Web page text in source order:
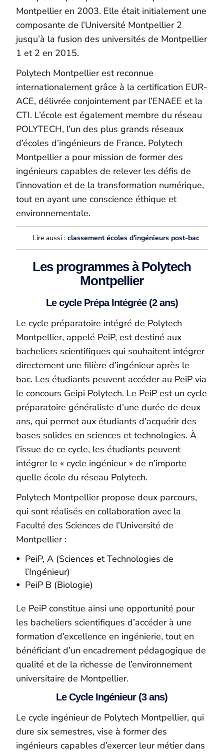
Montpellier en 2003. Elle était initialement une
composante de l’Université Montpellier 2
jusqu’à la fusion des universités de Montpellier
1 et 2 en 2015.
Polytech Montpellier est reconnue
internationalement grâce à la certification EUR-
ACE, délivrée conjointement par l’ENAEE et la
CTI. L’école est également membre du réseau
POLYTECH, l’un des plus grands réseaux
d’écoles d’ingénieurs de France. Polytech
Montpellier a pour mission de former des
ingénieurs capables de relever les défis de
l’innovation et de la transformation numérique,
tout en ayant une conscience éthique et
environnementale.
Lire aussi :classement écoles d'ingénieurs post-bac
Les programmes à Polytech
Montpellier
Le cycle Prépa Intégrée (2 ans)
Le cycle préparatoire intégré de Polytech
Montpellier, appelé PeiP, est destiné aux
bacheliers scientifiques qui souhaitent intégrer
directement une filière d’ingénieur après le
bac. Les étudiants peuvent accéder au PeiP via
le concours Geipi Polytech. Le PeiP est un cycle
préparatoire généraliste d’une durée de deux
ans, qui permet aux étudiants d’acquérir des
bases solides en sciences et technologies. À
l’issue de ce cycle, les étudiants peuvent
intégrer le « cycle ingénieur » de n’importe
quelle école du réseau Polytech.
Polytech Montpellier propose deux parcours,
qui sont réalisés en collaboration avec la
Faculté des Sciences de l’Université de
Montpellier :
PeiP, A (Sciences et Technologies de
l’Ingénieur)
PeiP B (Biologie)
Le PeiP constitue ainsi une opportunité pour
les bacheliers scientifiques d’accéder à une
formation d’excellence en ingénierie, tout en
bénéficiant d’un encadrement pédagogique de
qualité et de la richesse de l’environnement
universitaire de Montpellier.
Le Cycle Ingénieur (3 ans)
Le cycle ingénieur de Polytech Montpellier, qui
dure six semestres, vise à former des
ingénieurs capables d’exercer leur métier dans